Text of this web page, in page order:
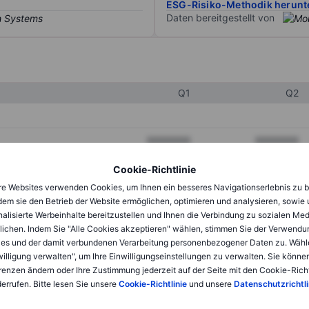
Cookie-Richtlinie
Websites verwenden Cookies, um Ihnen ein besseres Navigationserlebnis zu
sie den Betrieb der Website ermöglichen, optimieren und analysieren, sowie
Werbeinhalte bereitzustellen und Ihnen die Verbindung zu sozialen
Indem Sie "Alle Cookies akzeptieren" wählen, stimmen Sie der
und der damit verbundenen Verarbeitung personenbezogener Daten zu.
verwalten", um Ihre Einwilligungseinstellungen zu verwalten. Sie
ändern oder Ihre Zustimmung jederzeit auf der Seite mit den Cookie-
Bitte lesen Sie unsere Cookie-Richtlinieund unsere
ESG-Risiko-Methodik
Daten bereitgestellt von
Q1 Q2
XXXXXXX XXXXXXX
XXXXXXX
XXXXXXX XXXXXXX
XXXXXXX XXXXXXX
XXXXXXX XXXXXXX